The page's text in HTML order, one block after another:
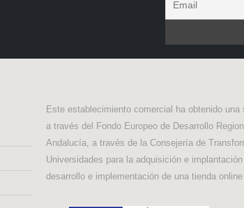
Este establecimiento comercial ha obtenido
a través del Fondo Europeo de Desarrollo
Andalucía, a través de la Consejería de
Universidades para la adquisición e
desarrollo e implementación de una tienda online